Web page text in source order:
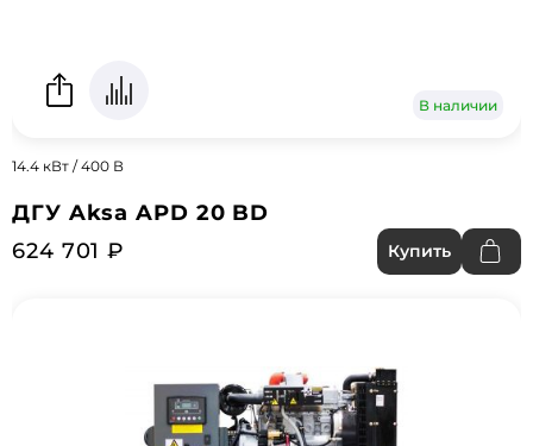
В наличии
14.4 кВт / 400 В
ДГУ Aksa APD 20 BD
624 701 ₽
Купить